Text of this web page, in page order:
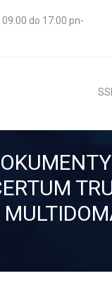
do 17:00 pn-
SSL